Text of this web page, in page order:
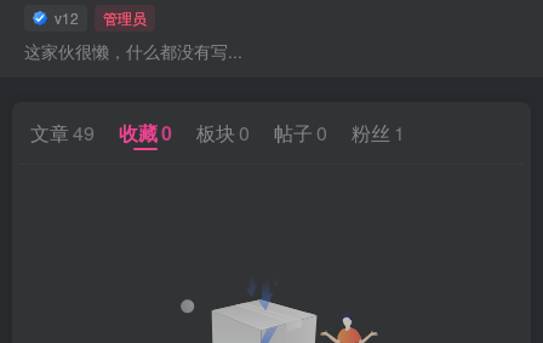
v12 管理员
这家伙很懒，什么都没有写...
文章49 收藏0 板块 0 帖子 0 粉丝 1